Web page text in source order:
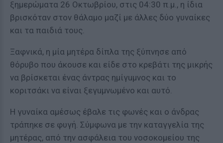
ξημερώματα 26 Οκτωβρίου, στις 04:30 π.μ., η ίδια
βρισκόταν στον θάλαμο μαζί με άλλες δύο γυναίκες
και τα παιδιά τους.
Ξαφνικά, η μία μητέρα δίπλα της ξύπνησε από
θόρυβο που άκουσε και είδε στο κρεβάτι της μικρής
να βρίσκεται ένας άντρας ημίγuμνος και το
κοριτσάκι να είναι ξεγuμνωμένο και αυτό.
Η γυναίκα αμέσως έβαλε τις φωνές και ο άνδρας
τράπηκε σε φυγή. Σύμφωνα με την καταγγελία της
μητέρας, από την ασφάλεια του νοσοκομείου της